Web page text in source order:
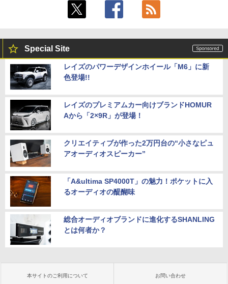
Special Site
レイズのパワーデザインホイール「M6」に新
色登場!!
レイズのプレミアムカー向けブランドHOMUR
Aから「2×9R」が登場！
クリエイティブが作った2万円台の“小さなピュ
アオーディオスピーカー”
「A&ultima SP4000T」の魅力！ポケットに入
るオーディオの醍醐味
総合オーディオブランドに進化するSHANLING
とは何者か？
本サイトのご利用について お問い合わせ